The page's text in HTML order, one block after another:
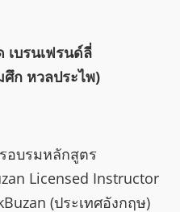
เบรนเฟรนด์ลี่
ก หวลประไพ)
อบรมหลักสูตร
Licensed Instructor
(ประเทศอังกฤษ)